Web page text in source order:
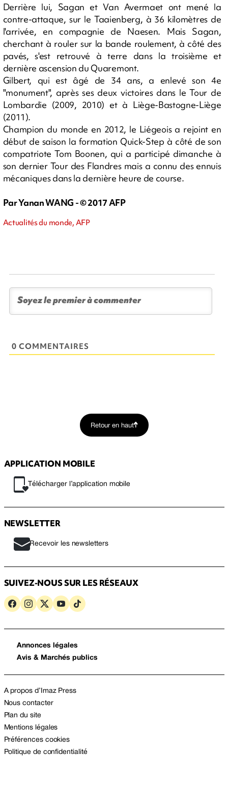
Derrière lui, Sagan et Van Avermaet ont mené la
contre-attaque, sur le Taaienberg, à 36 kilomètres de
l'arrivée, en compagnie de Naesen. Mais Sagan,
cherchant à rouler sur la bande roulement, à côté des
pavés, s'est retrouvé à terre dans la troisième et
dernière ascension du Quaremont.
Gilbert, qui est âgé de 34 ans, a enlevé son 4e
"monument", après ses deux victoires dans le Tour de
Lombardie (2009, 2010) et à Liège-Bastogne-Liège
(2011).
Champion du monde en 2012, le Liégeois a rejoint en
début de saison la formation Quick-Step à côté de son
compatriote Tom Boonen, qui a participé dimanche à
son dernier Tour des Flandres mais a connu des ennuis
mécaniques dans la dernière heure de course.
Par Yanan WANG - © 2017 AFP
Actualités du monde, AFP
0 COMMENTAIRES
Retour en haut
APPLICATION MOBILE
Télécharger l’application mobile
NEWSLETTER
Recevoir les newsletters
SUIVEZ-NOUS SUR LES RÉSEAUX
Annonces légales
Avis & Marchés publics
A propos d’Imaz Press
Nous contacter
Plan du site
Mentions légales
Préférences cookies
Politique de confidentialité